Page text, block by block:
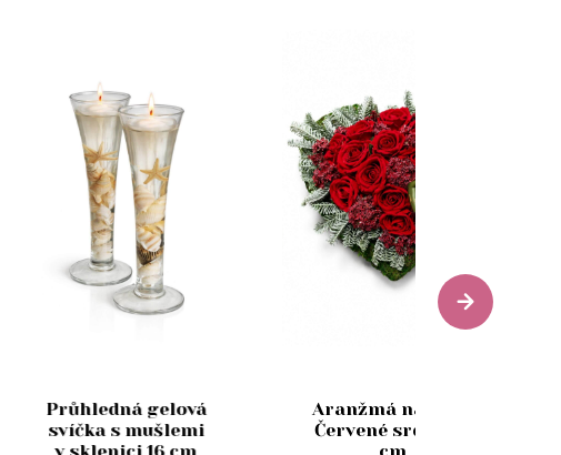
Průhledná gelová
svíčka s mušlemi
Aranžmá na hrob
Červené srdce 50